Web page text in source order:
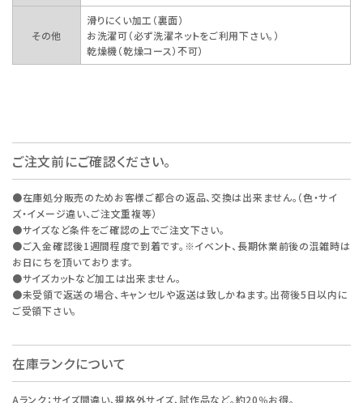
その他
滑りにくい加工（裏面）
お洗濯可（必ず洗濯ネットをご利用下さい。）
乾燥機（乾燥コース）不可）
ご注文前にご確認ください。
●在庫処分販売のためお客様ご都合の返品、交換は出来ません。（色・サイ
ズ・イメージ違い、ご注文重複等）
●サイズなど条件をご確認の上でご注文下さい。
●ご入金確認後1週間程度で到着です。※イベント、長期休業前後の混雑時は
お日にちを頂いております。
●サイズカットなど加工は出来ません。
●未受領で返送の場合、キャンセルや返送は致しかねます。出荷後5日以内に
ご受領下さい。
在庫ランクについて
Aランク：サイズ間違い、規格外サイズ、試作品など。約20％お得。